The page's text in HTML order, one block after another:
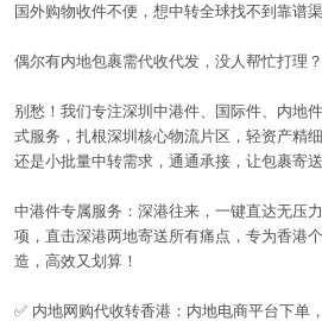
国外购物收件不便，想中转全球找不到靠谱
偶尔有内地包裹需代收代发，没人帮忙打理？
别愁！我们专注深圳中港件、国际件、内地
式服务，扎根深圳核心物流片区，轻资产精
还是小批量中转需求，通通承接，让包裹寄
中港件专属服务：深港往来，一键直达无压
项，直击深港两地寄送所有痛点，专为香港
造，高效又划算！
✅ 内地网购代收转香港：内地电商平台下单